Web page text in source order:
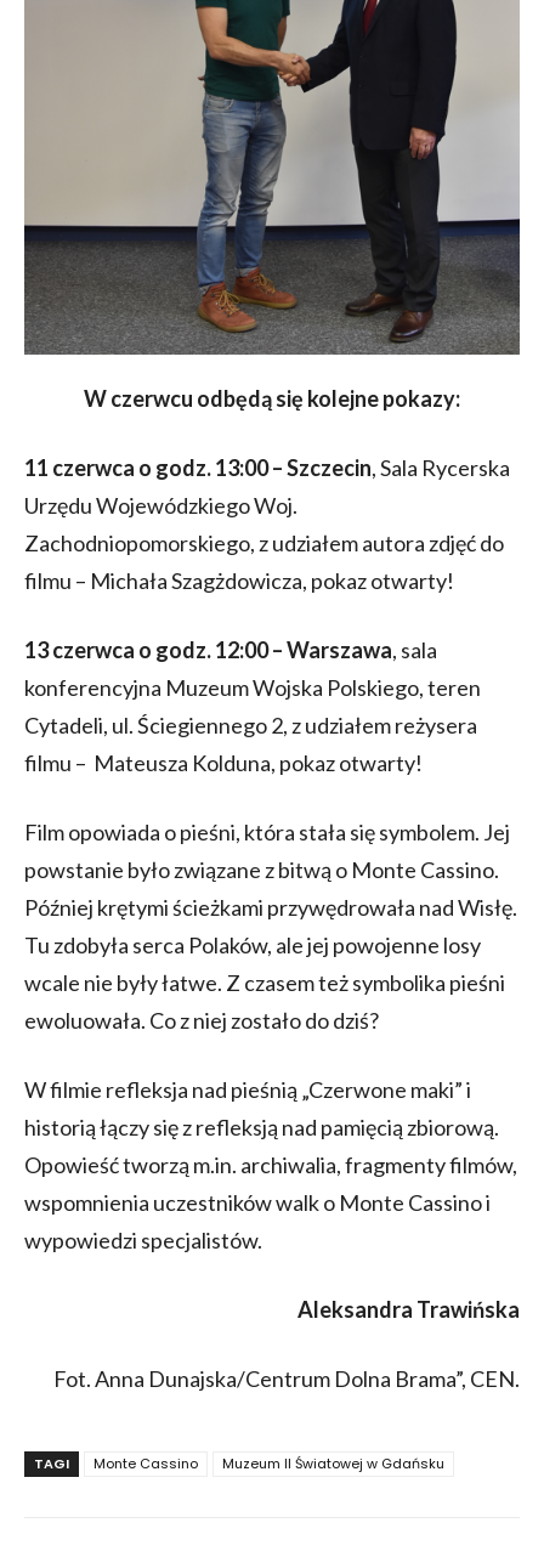
W czerwcu odbędą się kolejne pokazy:
11 czerwca o godz. 13:00 – Szczecin, Sala Rycerska
Urzędu Wojewódzkiego Woj.
Zachodniopomorskiego, z udziałem autora zdjęć do
filmu – Michała Szagżdowicza, pokaz otwarty!
13 czerwca o godz. 12:00 – Warszawa, sala
konferencyjna Muzeum Wojska Polskiego, teren
Cytadeli, ul. Ściegiennego 2, z udziałem reżysera
filmu – Mateusza Kolduna, pokaz otwarty!
Film opowiada o pieśni, która stała się symbolem. Jej
powstanie było związane z bitwą o Monte Cassino.
Później krętymi ścieżkami przywędrowała nad Wisłę.
Tu zdobyła serca Polaków, ale jej powojenne losy
wcale nie były łatwe. Z czasem też symbolika pieśni
ewoluowała. Co z niej zostało do dziś?
W filmie refleksja nad pieśnią „Czerwone maki” i
historią łączy się z refleksją nad pamięcią zbiorową.
Opowieść tworzą m.in. archiwalia, fragmenty filmów,
wspomnienia uczestników walk o Monte Cassino i
wypowiedzi specjalistów.
Aleksandra Trawińska
Fot. Anna Dunajska/Centrum Dolna Brama”, CEN.
TAGI Monte Cassino Muzeum II Światowej w Gdańsku